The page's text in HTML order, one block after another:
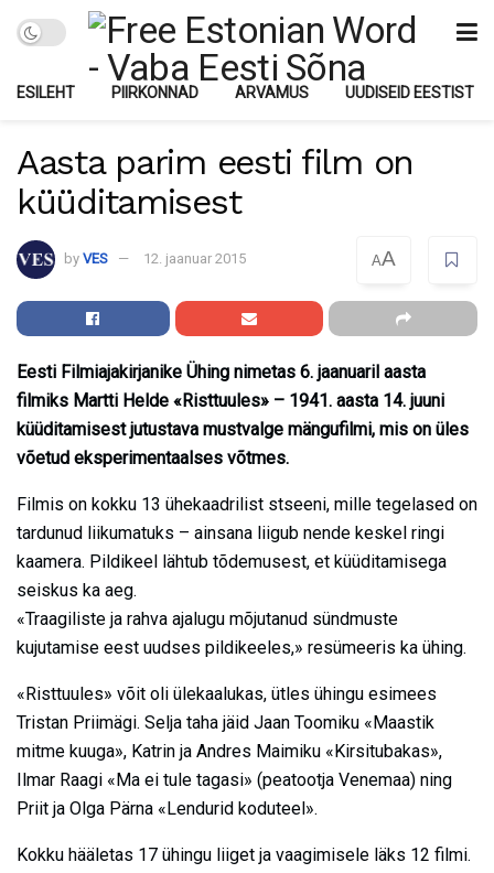
ESILEHT PIIRKONNAD ARVAMUS UUDISEID EESTIST
Aasta parim eesti film on
küüditamisest
by VES 12. jaanuar 2015 AA
Eesti Filmiajakirjanike Ühing nimetas 6. jaanuaril aasta
filmiks Martti Helde «Risttuules» – 1941. aasta 14. juuni
küüditamisest jutustava mustvalge mängufilmi, mis on üles
võetud eksperimentaalses võtmes.
Filmis on kokku 13 ühekaadrilist stseeni, mille tegelased on
tardunud liikumatuks – ainsana liigub nende keskel ringi
kaamera. Pildikeel lähtub tõdemusest, et küüditamisega
seiskus ka aeg.
«Traagiliste ja rahva ajalugu mõjutanud sündmuste
kujutamise eest uudses pildikeeles,» resümeeris ka ühing.
«Risttuules» võit oli ülekaalukas, ütles ühingu esimees
Tristan Priimägi. Selja taha jäid Jaan Toomiku «Maastik
mitme kuuga», Katrin ja Andres Maimiku «Kirsitubakas»,
Ilmar Raagi «Ma ei tule tagasi» (peatootja Venemaa) ning
Priit ja Olga Pärna «Lendurid koduteel».
Kokku hääletas 17 ühingu liiget ja vaagimisele läks 12 filmi.